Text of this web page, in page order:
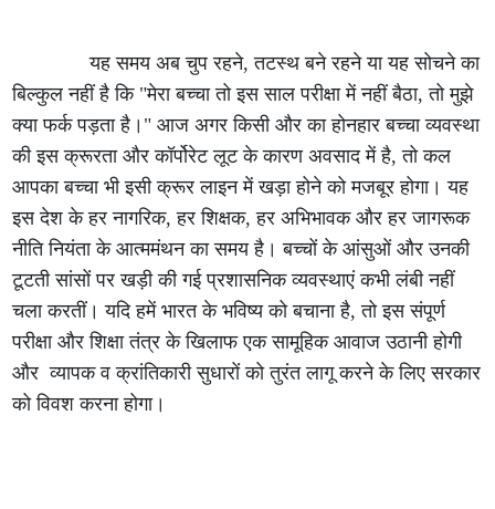
यह समय अब चुप रहने, तटस्थ बने रहने या यह सोचने का
बिल्कुल नहीं है कि "मेरा बच्चा तो इस साल परीक्षा में नहीं बैठा, तो मुझे
क्या फर्क पड़ता है।" आज अगर किसी और का होनहार बच्चा व्यवस्था
की इस क्रूरता और कॉर्पोरेट लूट के कारण अवसाद में है, तो कल
आपका बच्चा भी इसी क्रूर लाइन में खड़ा होने को मजबूर होगा। यह
इस देश के हर नागरिक, हर शिक्षक, हर अभिभावक और हर जागरूक
नीति नियंता के आत्ममंथन का समय है। बच्चों के आंसुओं और उनकी
टूटती सांसों पर खड़ी की गई प्रशासनिक व्यवस्थाएं कभी लंबी नहीं
चला करतीं। यदि हमें भारत के भविष्य को बचाना है, तो इस संपूर्ण
परीक्षा और शिक्षा तंत्र के खिलाफ एक सामूहिक आवाज उठानी होगी
और व्यापक व क्रांतिकारी सुधारों को तुरंत लागू करने के लिए सरकार
को विवश करना होगा।